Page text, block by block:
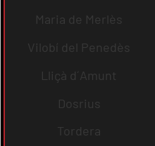
Maria de Merlès
Vilobí del Penedès
Lliçà d´Amunt
Dosrius
Tordera